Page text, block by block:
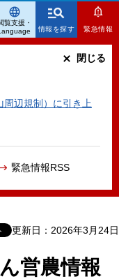
情報を探す 緊急情報
辺規制）に引き上
緊急情報RSS
閉じる
覧支援・
更新日：2026年3月24日
営農情報